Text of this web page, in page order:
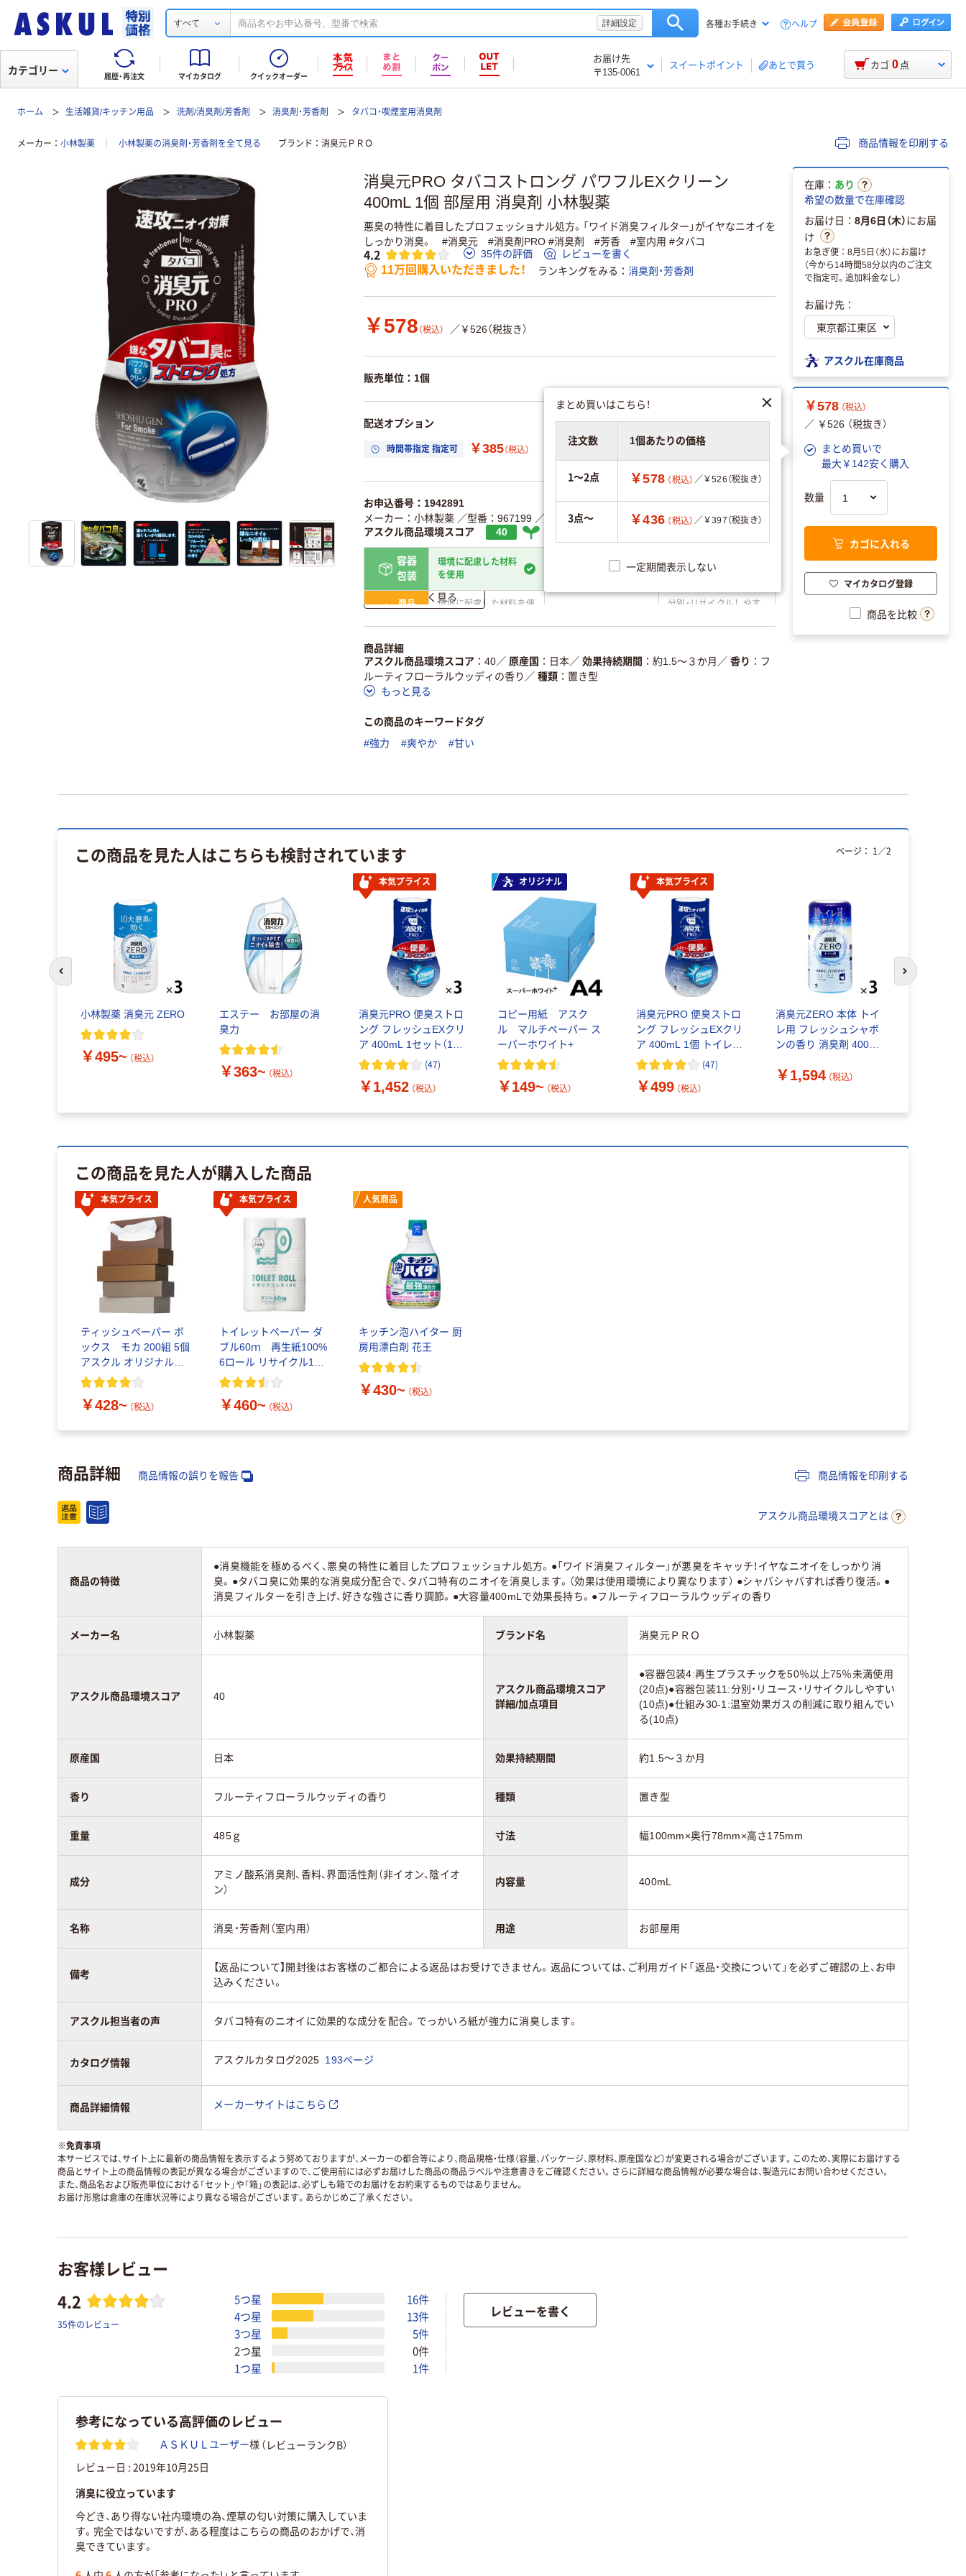
すべて 詳細設定 各種お手続き ヘルプ
履歴・再注文 マイカタログ クイックオーダー
お届け先
〒135-0061
スイートポイント あとで買う
カテゴリー カゴ 0 点
ホーム 生活雑貨/キッチン用品 洗剤/消臭剤/芳香剤 消臭剤・芳香剤 タバコ・喫煙室用消臭剤
メーカー 小林製薬 小林製薬の消臭剤・芳香剤を全て見る ブランド 消臭元ＰＲＯ 商品情報を印刷する
消臭元PRO タバコストロング パワフルEXクリーン
400mL 1個 部屋用 消臭剤 小林製薬
悪臭の特性に着目したプロフェッショナル処方。「ワイド消臭フィルター」がイヤなニオイを
しっかり消臭。 #消臭元 #消臭剤PRO #消臭剤 #芳香 #室内用 #タバコ
4.2 35件の評価 レビューを書く
11万回購入いただきました！ ランキングをみる 消臭剤・芳香剤
￥578 （税込） ／￥526（税抜き）
販売単位：1個
配送オプション
時間帯指定 指定可 ￥385（税込） 置き場所指定 利用可
お申込番号：1942891
メーカー：小林製薬 ／型番：967199 ／JANコード：4987072096727
アスクル商品環境スコア
40
容器
包装
環境に配慮した材料
を使用
省資源・無包装
分別・リサイクルし
やすい設計
商品
環境に配慮した材料を使
分別・リサイクルしやす
仕組
る
ている
削減
この商品の環境配慮ポイントです。詳しくはページ下部の商品詳細「
ア詳細／加点項目
詳しく見る
商品詳細
アスクル商品環境スコア
40／ 原産国 日本／ 効果持続期間 約1.5～３か月 ／ 香り
フ
ルーティフローラルウッディの香り ／ 種類
置き型
もっと見る
この商品のキーワードタグ
#強力 #爽やか #甘い
在庫： あり
希望の数量で在庫確認
お届け日： 8月6日（木）にお届
け
お急ぎ便：8月5日（水）にお届け
（今から14時間58分以内のご注文
で指定可。追加料金なし）
お届け先：
アスクル在庫商品
￥578 （税込）
／ ￥526 （税抜き）
まとめ買いで
最大￥142安く購入
まとめ買いはこちら！
注文数 1個あたりの価格
1～2点 ￥578 （税込） ／￥526（税抜き）
3点～ ￥436 （税込） ／￥397（税抜き）
一定期間表示しない
数量
カゴに入れる
マイカタログ登録
商品を比較
この商品を見た人はこちらも検討されています
小林製薬 消臭元 ZERO
￥495~ （税込）
エステー お部屋の消
臭力
￥363~ （税込）
本気プライス
消臭元PRO 便臭ストロ
ング フレッシュEXクリ
ア 400mL 1セット（1個
×3） トイレ用 消臭剤 小
(47)
￥1,452 （税込）
オリジナル
コピー用紙 アスク
ル マルチペーパー ス
ーパーホワイト+
￥149~ （税込）
本気プライス
消臭元PRO 便臭ストロ
ング フレッシュEXクリ
ア 400mL 1個 トイレ用
消臭剤 小林製薬
(47)
￥499 （税込）
消臭元ZERO 本体 トイ
レ用 フレッシュシャボ
ンの香り 消臭剤 400mL
製薬
￥1,594 （税込）
ページ： 1 ／2
前のスライドへ 次のスライド
この商品を見た人が購入した商品
本気プライス
ティッシュペーパー ボ
ックス モカ 200組 5個
アスクル オリジナルテ
ィッシュ PEFC認証
￥428~ （税込）
本気プライス
トイレットペーパー ダ
ブル60ｍ 再生紙100%
6ロール リサイクル100
芯あり FSC認証
￥460~ （税込）
人気商品
キッチン泡ハイター 厨
房用漂白剤 花王
￥430~ （税込）
商品詳細 商品情報の誤りを報告 商品情報を印刷する
アスクル商品環境スコアとは
商品の特徴
●消臭機能を極めるべく、悪臭の特性に着目したプロフェッショナル処方。●「ワイド消臭フィルター」が悪臭をキャッチ！イヤなニオイをしっかり消
臭。●タバコ臭に効果的な消臭成分配合で、タバコ特有のニオイを消臭します。（効果は使用環境により異なります） ●シャバシャバすれば香り復活。●
消臭フィルターを引き上げ、好きな強さに香り調節。●大容量400mLで効果長持ち。●フルーティフローラルウッディの香り
メーカー名 小林製薬 ブランド名 消臭元ＰＲＯ
アスクル商品環境スコア 40
アスクル商品環境スコア
詳細/加点項目
●容器包装4:再生プラスチックを50％以上75％未満使用
(20点)●容器包装11:分別・リユース・リサイクルしやすい
(10点)●仕組み30-1:温室効果ガスの削減に取り組んでい
る(10点)
原産国 日本 効果持続期間 約1.5～３か月
香り フルーティフローラルウッディの香り 種類 置き型
重量 485ｇ 寸法 幅100mm×奥行78mm×高さ175mm
成分
アミノ酸系消臭剤、香料、界面活性剤（非イオン、陰イオ
ン）
内容量 400mL
名称 消臭・芳香剤（室内用） 用途 お部屋用
備考
【返品について】開封後はお客様のご都合による返品はお受けできません。返品については、ご利用ガイド「返品・交換について」を必ずご確認の上、お申
込みください。
アスクル担当者の声 タバコ特有のニオイに効果的な成分を配合。でっかいろ紙が強力に消臭します。
カタログ情報 アスクルカタログ2025 193ページ
商品詳細情報 メーカーサイトはこちら
※免責事項
本サービスでは、サイト上に最新の商品情報を表示するよう努めておりますが、メーカーの都合等により、商品規格・仕様（容量、パッケージ、原材料、原産国など）が変更される場合がございます。このため、実際にお届けする
商品とサイト上の商品情報の表記が異なる場合がございますので、ご使用前には必ずお届けした商品の商品ラベルや注意書きをご確認ください。さらに詳細な商品情報が必要な場合は、製造元にお問い合わせください。
また、商品名および販売単位における「セット」や「箱」の表記は、必ずしも箱でのお届けをお約束するものではありません。
お届け形態は倉庫の在庫状況等により異なる場合がございます。あらかじめご了承ください。
お客様レビュー
4.2
35件のレビュー
5つ星
16件
4つ星
13件
3つ星
5件
2つ星
0件
1つ星
1件
レビューを書く
参考になっている高評価のレビュー
ＡＳＫＵＬユーザー様 （レビューランクB）
レビュー日 : 2019年10月25日
消臭に役立っています
今どき、あり得ない社内環境の為、煙草の匂い対策に購入していま
す。完全ではないですが、ある程度はこちらの商品のおかげで、消
臭できています。